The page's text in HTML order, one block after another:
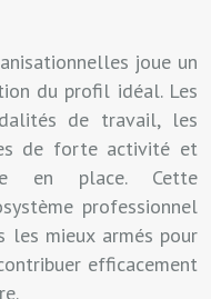
joue un
du profil idéal. Les
de travail, les
de forte activité et
en place. Cette
professionnel
les mieux armés pour
efficacement